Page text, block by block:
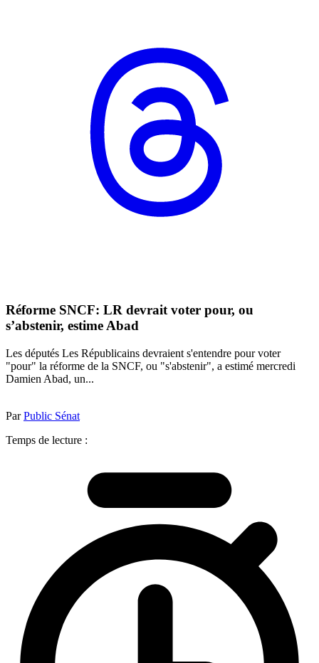
Réforme SNCF: LR devrait voter pour, ou
s’abstenir, estime Abad
Les députés Les Républicains devraient s'entendre pour voter
"pour" la réforme de la SNCF, ou "s'abstenir", a estimé mercredi
Damien Abad, un...
ParPublic Sénat
Temps de lecture :